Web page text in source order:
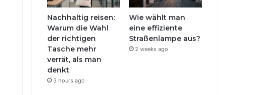
Nachhaltig reisen:
Warum die Wahl
der richtigen
Tasche mehr
verrät, als man
denkt
3 hours ago
Wie wählt man
eine effiziente
Straßenlampe aus?
2 weeks ago